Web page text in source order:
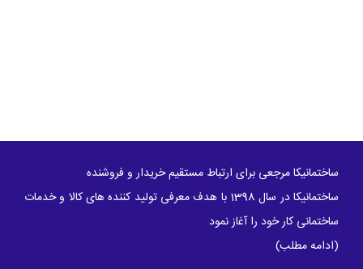
ساختمانیکا مرجعی برای ارتباط مستقیم خریدار و فروشنده
ساختمانیکا در سال 1398 با هدف معرفی تولید کننده های کالا و خدمات
ساختمانی کار خود را آغاز نمود
(ادامه مطلب)